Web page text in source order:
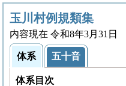
玉川村例規類集
内容現在 令和8年3月31日
体系 五十音
体系目次